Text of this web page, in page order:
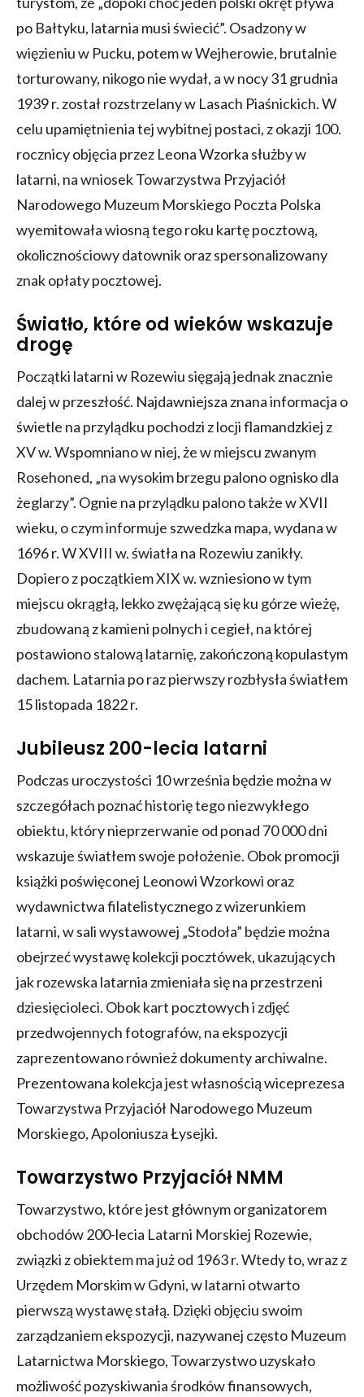
po Bałtyku, latarnia musi świecić”. Osadzony w
więzieniu w Pucku, potem w Wejherowie, brutalnie
torturowany, nikogo nie wydał, a w nocy 31 grudnia
1939 r. został rozstrzelany w Lasach Piaśnickich. W
celu upamiętnienia tej wybitnej postaci, z okazji 100.
rocznicy objęcia przez Leona Wzorka służby w
latarni, na wniosek Towarzystwa Przyjaciół
Narodowego Muzeum Morskiego Poczta Polska
wyemitowała wiosną tego roku kartę pocztową,
okolicznościowy datownik oraz spersonalizowany
znak opłaty pocztowej.
Światło, które od wieków wskazuje
drogę
Początki latarni w Rozewiu sięgają jednak znacznie
dalej w przeszłość. Najdawniejsza znana informacja o
świetle na przylądku pochodzi z locji flamandzkiej z
XV w. Wspomniano w niej, że w miejscu zwanym
Rosehoned, „na wysokim brzegu palono ognisko dla
żeglarzy”. Ognie na przylądku palono także w XVII
wieku, o czym informuje szwedzka mapa, wydana w
1696 r. W XVIII w. światła na Rozewiu zanikły.
Dopiero z początkiem XIX w. wzniesiono w tym
miejscu okrągłą, lekko zwężającą się ku górze wieżę,
zbudowaną z kamieni polnych i cegieł, na której
postawiono stalową latarnię, zakończoną kopulastym
dachem. Latarnia po raz pierwszy rozbłysła światłem
15 listopada 1822 r.
Jubileusz 200-lecia latarni
Podczas uroczystości 10 września będzie można w
szczegółach poznać historię tego niezwykłego
obiektu, który nieprzerwanie od ponad 70 000 dni
wskazuje światłem swoje położenie. Obok promocji
książki poświęconej Leonowi Wzorkowi oraz
wydawnictwa filatelistycznego z wizerunkiem
latarni, w sali wystawowej „Stodoła” będzie można
obejrzeć wystawę kolekcji pocztówek, ukazujących
jak rozewska latarnia zmieniała się na przestrzeni
dziesięcioleci. Obok kart pocztowych i zdjęć
przedwojennych fotografów, na ekspozycji
zaprezentowano również dokumenty archiwalne.
Prezentowana kolekcja jest własnością wiceprezesa
Towarzystwa Przyjaciół Narodowego Muzeum
Morskiego, Apoloniusza Łysejki.
Towarzystwo Przyjaciół NMM
Towarzystwo, które jest głównym organizatorem
obchodów 200-lecia Latarni Morskiej Rozewie,
związki z obiektem ma już od 1963 r. Wtedy to, wraz z
Urzędem Morskim w Gdyni, w latarni otwarto
pierwszą wystawę stałą. Dzięki objęciu swoim
zarządzaniem ekspozycji, nazywanej często Muzeum
Latarnictwa Morskiego, Towarzystwo uzyskało
możliwość pozyskiwania środków finansowych,